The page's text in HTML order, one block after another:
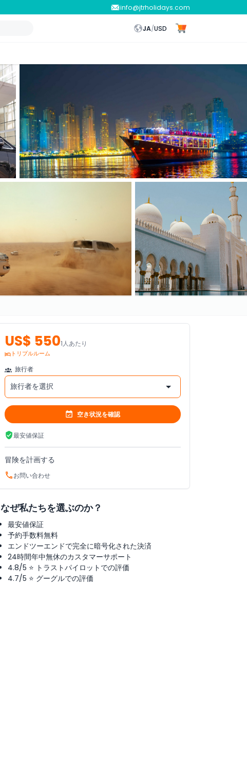
info@jtrholidays.com
JA/USD
US$ 5501人あたり
トリプルルーム
旅行者
旅行者を選択
空き状況を確認
最安値保証
冒険を計画する
お問い合わせ
なぜ私たちを選ぶのか？
最安値保証
予約手数料無料
エンドツーエンドで完全に暗号化された決済
24時間年中無休のカスタマーサポート
4.8/5 ⭐ トラストパイロットでの評価
4.7/5 ⭐ グーグルでの評価